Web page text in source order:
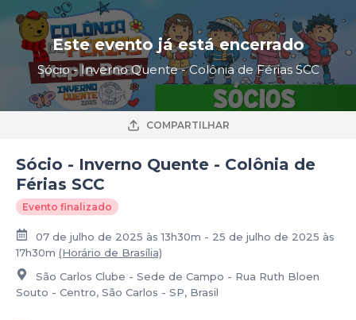
Este evento já está encerrado
Sócio - Inverno Quente - Colônia de Férias SCC
COMPARTILHAR
Sócio - Inverno Quente - Colônia de
Férias SCC
Evento finalizado
07 de julho de 2025 às 13h30m - 25 de julho de 2025 às
17h30m (Horário de Brasília)
São Carlos Clube - Sede de Campo - Rua Ruth Bloen
Souto - Centro, São Carlos - SP, Brasil